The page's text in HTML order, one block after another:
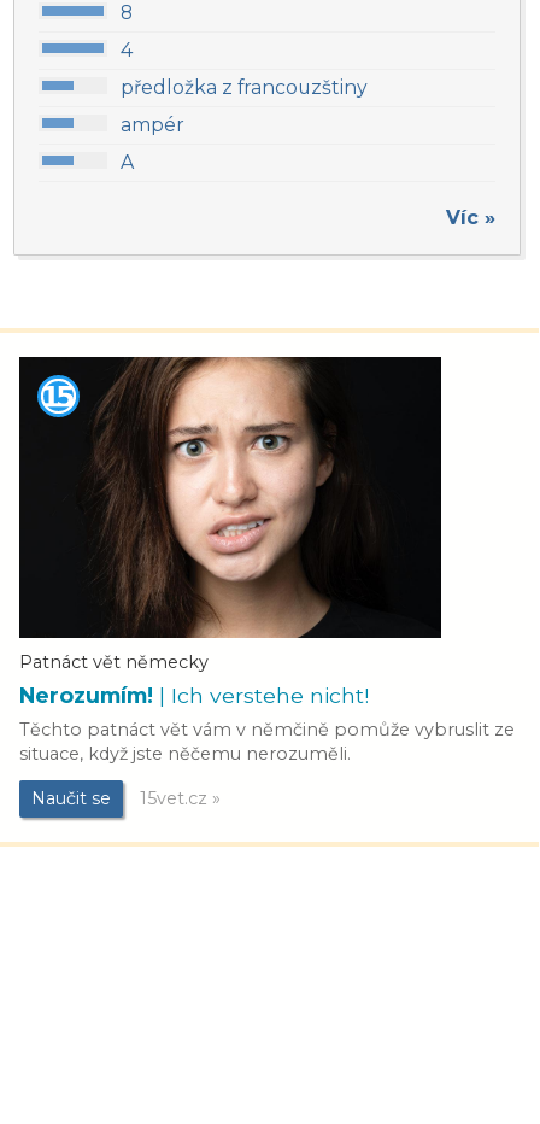
8
4
předložka z francouzštiny
ampér
A
Víc »
Patnáct vět německy
Nerozumím! | Ich verstehe nicht!
Těchto patnáct vět vám v němčině pomůže vybruslit ze
situace, když jste něčemu nerozuměli.
Naučit se 15vet.cz »